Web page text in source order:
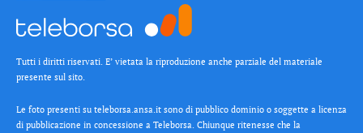
Tutti i diritti riservati. E’ vietata la riproduzione anche parziale del materiale
presente sul sito.
Le foto presenti su teleborsa.ansa.it sono di pubblico dominio o soggette a licenza
di pubblicazione in concessione a Teleborsa. Chiunque ritenesse che la